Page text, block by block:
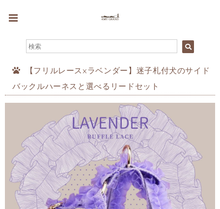
【フリルレース×ラベンダー】迷子札付犬のサイド
バックルハーネスと選べるリードセット